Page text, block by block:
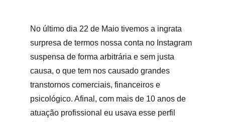
No último dia 22 de Maio tivemos a ingrata
surpresa de termos nossa conta no Instagram
suspensa de forma arbitrária e sem justa
causa, o que tem nos causado grandes
transtornos comerciais, financeiros e
psicológico. Afinal, com mais de 10 anos de
atuação profissional eu usava esse perfil